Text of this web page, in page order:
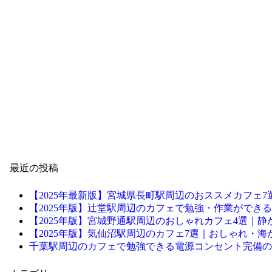
最近の投稿
【2025年最新版】宮城県長町駅周辺のおススメカフェ7
【2025年版】辻堂駅周辺のカフェで勉強・作業がで
【2025年版】宮城野通駅周辺のおしゃれカフェ4選｜
【2025年版】気仙沼駅周辺のカフェ7選｜おしゃれ・
千葉駅周辺のカフェで勉強できる電源コンセント完備